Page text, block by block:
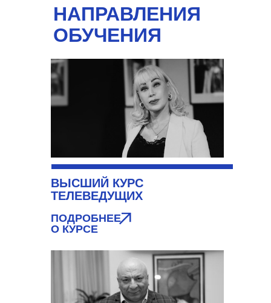
НАПРАВЛЕНИЯ
ОБУЧЕНИЯ
ПОДРОБНЕЕ
О КУРСЕ
ВЫСШИЙ КУРС
ТЕЛЕВЕДУЩИХ